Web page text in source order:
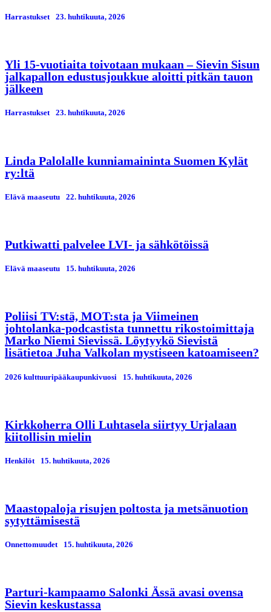
Harrastukset 23. huhtikuuta, 2026
Yli 15-vuotiaita toivotaan mukaan – Sievin Sisun
jalkapallon edustusjoukkue aloitti pitkän tauon
jälkeen
Harrastukset 23. huhtikuuta, 2026
Linda Palolalle kunniamaininta Suomen Kylät
ry:ltä
Elävä maaseutu 22. huhtikuuta, 2026
Putkiwatti palvelee LVI- ja sähkötöissä
Elävä maaseutu 15. huhtikuuta, 2026
Poliisi TV:stä, MOT:sta ja Viimeinen
johtolanka-podcastista tunnettu rikostoimittaja
Marko Niemi Sievissä. Löytyykö Sievistä
lisätietoa Juha Valkolan mystiseen katoamiseen?
2026 kulttuuripääkaupunkivuosi 15. huhtikuuta, 2026
Kirkkoherra Olli Luhtasela siirtyy Urjalaan
kiitollisin mielin
Henkilöt 15. huhtikuuta, 2026
Maastopaloja risujen poltosta ja metsänuotion
sytyttämisestä
Onnettomuudet 15. huhtikuuta, 2026
Parturi-kampaamo Salonki Ässä avasi ovensa
Sievin keskustassa